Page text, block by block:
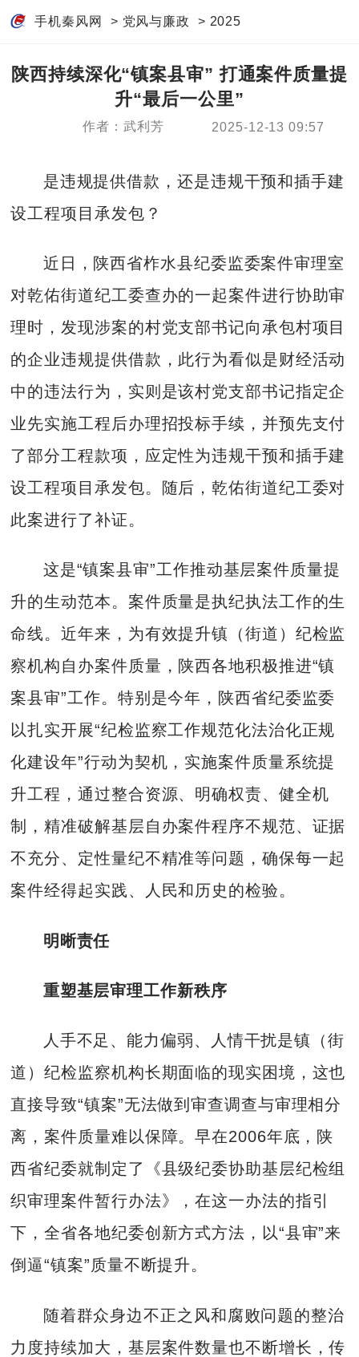
手机秦风网 > 党风与廉政 > 2025
陕西持续深化“镇案县审” 打通案件质量提
升“最后一公里”
作者：武利芳 2025-12-13 09:57
是违规提供借款，还是违规干预和插手建
设工程项目承发包？
近日，陕西省柞水县纪委监委案件审理室
对乾佑街道纪工委查办的一起案件进行协助审
理时，发现涉案的村党支部书记向承包村项目
的企业违规提供借款，此行为看似是财经活动
中的违法行为，实则是该村党支部书记指定企
业先实施工程后办理招投标手续，并预先支付
了部分工程款项，应定性为违规干预和插手建
设工程项目承发包。随后，乾佑街道纪工委对
此案进行了补证。
这是“镇案县审”工作推动基层案件质量提
升的生动范本。案件质量是执纪执法工作的生
命线。近年来，为有效提升镇（街道）纪检监
察机构自办案件质量，陕西各地积极推进“镇
案县审”工作。特别是今年，陕西省纪委监委
以扎实开展“纪检监察工作规范化法治化正规
化建设年”行动为契机，实施案件质量系统提
升工程，通过整合资源、明确权责、健全机
制，精准破解基层自办案件程序不规范、证据
不充分、定性量纪不精准等问题，确保每一起
案件经得起实践、人民和历史的检验。
明晰责任
重塑基层审理工作新秩序
人手不足、能力偏弱、人情干扰是镇（街
道）纪检监察机构长期面临的现实困境，这也
直接导致“镇案”无法做到审查调查与审理相分
离，案件质量难以保障。早在2006年底，陕
西省纪委就制定了《县级纪委协助基层纪检组
织审理案件暂行办法》，在这一办法的指引
下，全省各地纪委创新方式方法，以“县审”来
倒逼“镇案”质量不断提升。
随着群众身边不正之风和腐败问题的整治
力度持续加大，基层案件数量也不断增长，传